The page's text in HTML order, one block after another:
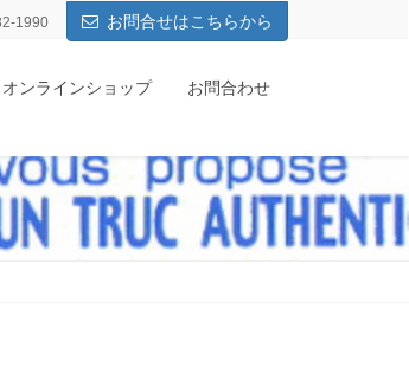
1990 お問合せはこちらから
オンラインショップ お問合わせ